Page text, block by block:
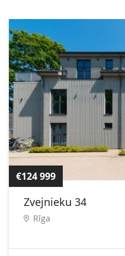
€124 999
Zvejnieku 34
Rīga